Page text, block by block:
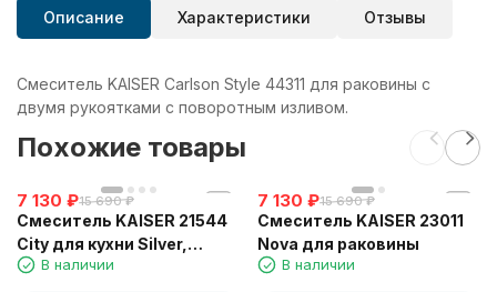
Описание Характеристики Отзывы
Смеситель KAISER Carlson Style 44311 для раковины с
двумя рукоятками с поворотным изливом.
Похожие товары
7 130 ₽15 690 ₽
Смеситель KAISER 21544
City для кухни Silver,
сатинВ наличии
7 130 ₽15 690 ₽
Смеситель KAISER 23011
Nova для раковины
В наличии